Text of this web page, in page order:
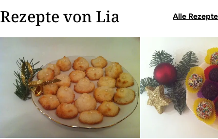
Rezepte von Lia Alle Rezepte